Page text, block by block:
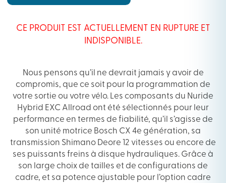
CE PRODUIT EST ACTUELLEMENT EN RUPTURE ET
INDISPONIBLE.
Nous pensons qu’il ne devrait jamais y avoir de
compromis, que ce soit pour la programmation de
votre sortie ou votre vélo. Les composants du Nuride
Hybrid EXC Allroad ont été sélectionnés pour leur
performance en termes de fiabilité, qu’il s’agisse de
son unité motrice Bosch CX 4e génération, sa
transmission Shimano Deore 12 vitesses ou encore de
ses puissants freins à disque hydrauliques. Grâce à
son large choix de tailles et de configurations de
cadre, et sa potence ajustable pour l’option cadre